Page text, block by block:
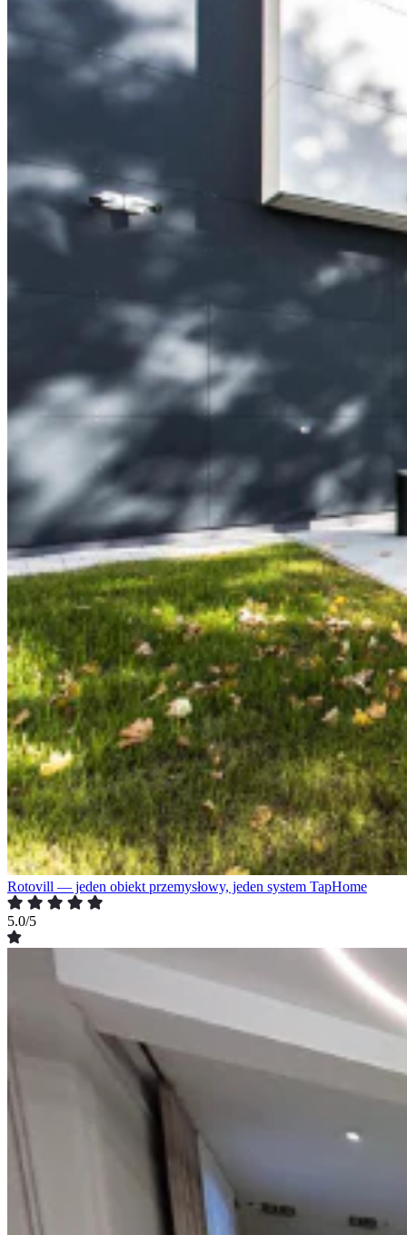
Rotovill — jeden obiekt przemysłowy, jeden system TapHome
5.0/5